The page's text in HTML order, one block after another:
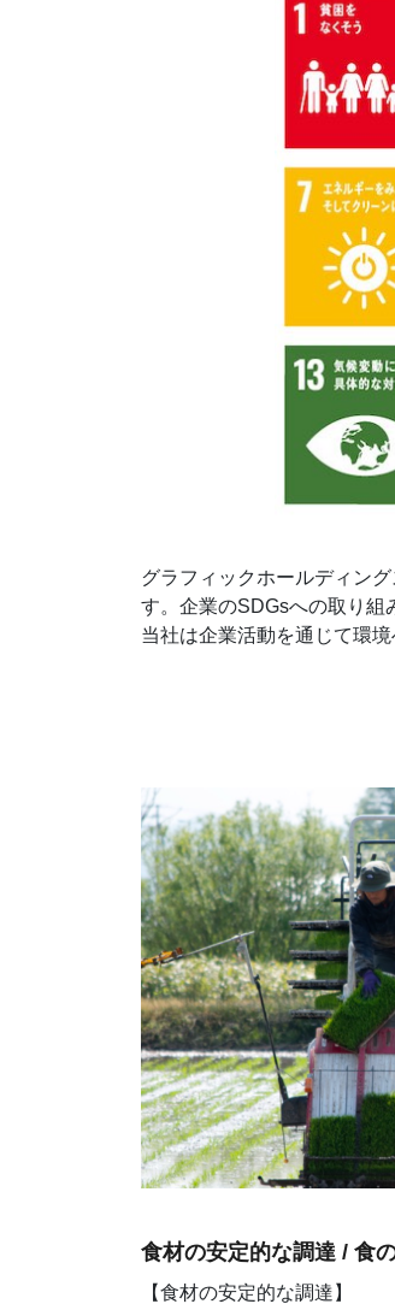
グラフィックホールディン
す。企業のSDGsへの取り組
当社は企業活動を通じて環
食材の安定的な調達 / 食
【食材の安定的な調達】